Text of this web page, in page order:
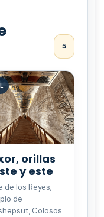
5
orillas
y este
de los Reyes,
de
Colosos